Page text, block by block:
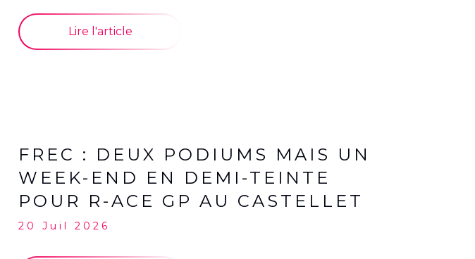
Lire l'article
FREC : DEUX PODIUMS MAIS UN
WEEK-END EN DEMI-TEINTE
POUR R-ACE GP AU CASTELLET
20 Juil 2026